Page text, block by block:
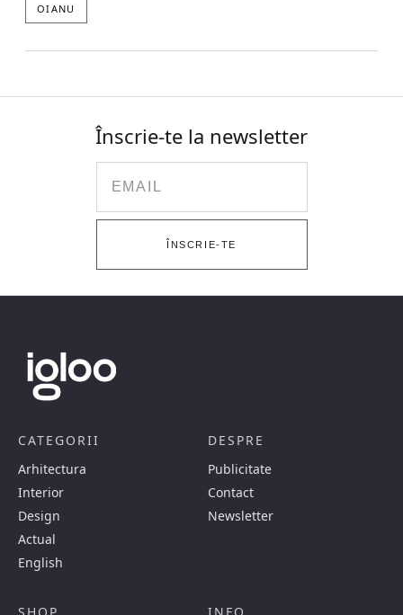
OIANU
Înscrie-te la newsletter
ÎNSCRIE-TE
CATEGORII
Arhitectura
Interior
Design
Actual
English
DESPRE
Publicitate
Contact
Newsletter